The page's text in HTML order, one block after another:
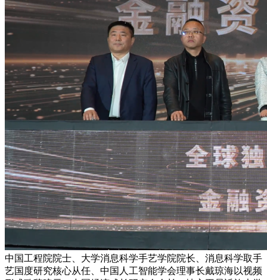
中国工程院院士、大学消息科学手艺学院院长、消息科学取手
艺国度研究核心从任、中国人工智能学会理事长戴琼海以视频